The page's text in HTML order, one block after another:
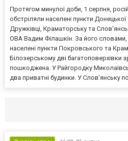
Протягом минулої доби, 1 серпня,
обстріляли населені пункти
Дружківці, Краматорську та
ОВА Вадим Філашкін. За його словами,
населені пункти Покровського та
Білозерському дві багатоповерхівки
пошкоджена. У Райгородку
два приватні будинки. У Слов’янську